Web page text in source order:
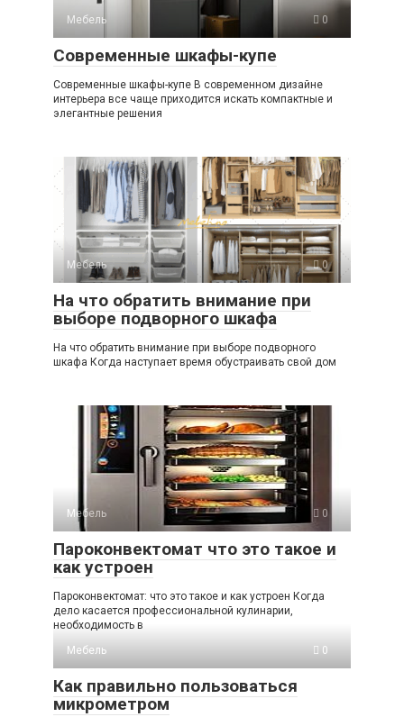
Мебель 0
Современные шкафы-купе
Современные шкафы-купе В современном дизайне
интерьера все чаще приходится искать компактные и
элегантные решения
Мебель 0
На что обратить внимание при
выборе подворного шкафа
На что обратить внимание при выборе подворного
шкафа Когда наступает время обустраивать свой дом
Мебель 0
Пароконвектомат что это такое и
как устроен
Пароконвектомат: что это такое и как устроен Когда
дело касается профессиональной кулинарии,
необходимость в
Мебель
0
Как правильно пользоваться
микрометром